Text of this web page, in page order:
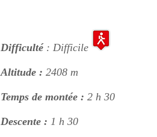
Difficulté : Difficile
Altitude : 2408 m
Temps de montée : 2 h 30
Descente : 1 h 30